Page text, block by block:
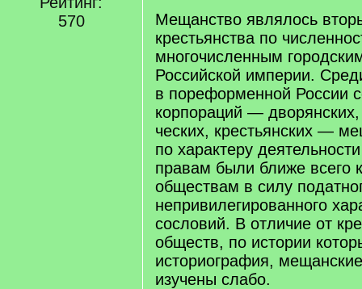
570
Мещанство являлось
крестьянства по
многочисленным
Российской империи.
в пореформенной России
корпораций — дворянских,
ческих, крестьянских —
по характеру
правам были ближе всего
обществам в силу
непривилегированного
сословий. В отличие от
обществ, по истории
историография,
изучены слабо.